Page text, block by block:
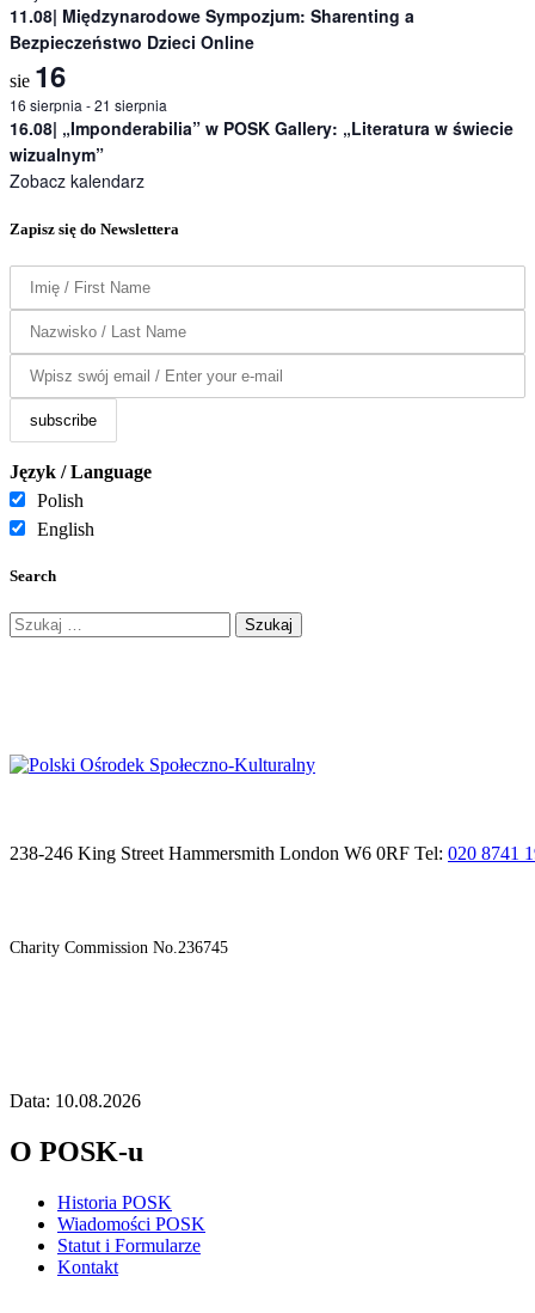
11.08| Międzynarodowe Sympozjum: Sharenting a
Bezpieczeństwo Dzieci Online
sie 16
16 sierpnia -21 sierpnia
16.08| „Imponderabilia” w POSK Gallery: „Literatura w świecie
wizualnym”
Zobacz kalendarz
Zapisz się do Newslettera
Język / Language
Polish
English
Search
Szukaj:
238-246 King Street Hammersmith London W6 0RF Tel: 020 8741
Charity Commission No.236745
Data: 10.08.2026
O POSK-u
Historia POSK
Wiadomości POSK
Statut i Formularze
Kontakt